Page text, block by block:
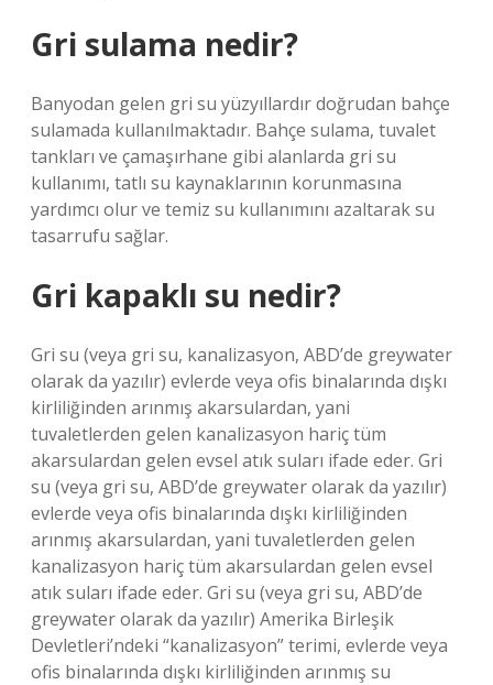
Gri sulama nedir?
Banyodan gelen gri su yüzyıllardır doğrudan bahçe
sulamada kullanılmaktadır. Bahçe sulama, tuvalet
tankları ve çamaşırhane gibi alanlarda gri su
kullanımı, tatlı su kaynaklarının korunmasına
yardımcı olur ve temiz su kullanımını azaltarak su
tasarrufu sağlar.
Gri kapaklı su nedir?
Gri su (veya gri su, kanalizasyon, ABD’de greywater
olarak da yazılır) evlerde veya ofis binalarında dışkı
kirliliğinden arınmış akarsulardan, yani
tuvaletlerden gelen kanalizasyon hariç tüm
akarsulardan gelen evsel atık suları ifade eder. Gri
su (veya gri su, ABD’de greywater olarak da yazılır)
evlerde veya ofis binalarında dışkı kirliliğinden
arınmış akarsulardan, yani tuvaletlerden gelen
kanalizasyon hariç tüm akarsulardan gelen evsel
atık suları ifade eder. Gri su (veya gri su, ABD’de
greywater olarak da yazılır) Amerika Birleşik
Devletleri’ndeki “kanalizasyon” terimi, evlerde veya
ofis binalarında dışkı kirliliğinden arınmış su